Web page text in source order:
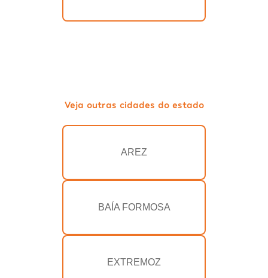
Veja outras cidades do estado
AREZ
BAÍA FORMOSA
EXTREMOZ